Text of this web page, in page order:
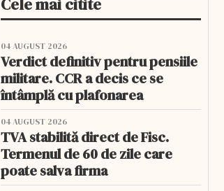
Cele mai citite
04 AUGUST 2026
Verdict definitiv pentru pensiile
militare. CCR a decis ce se
întâmplă cu plafonarea
04 AUGUST 2026
TVA stabilită direct de Fisc.
Termenul de 60 de zile care
poate salva firma